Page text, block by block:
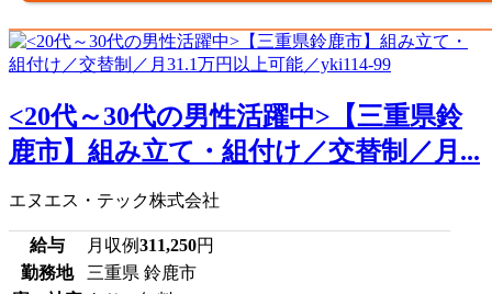
<20代～30代の男性活躍中>【三重県鈴
鹿市】組み立て・組付け／交替制／月...
エヌエス・テック株式会社
給与 月収例311,250円
勤務地
三重県 鈴鹿市